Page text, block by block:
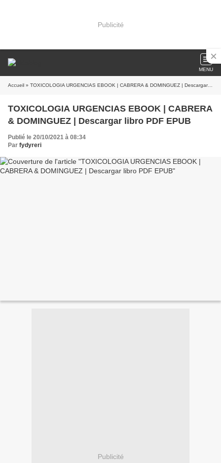
Publicité
MENU
Accueil » TOXICOLOGIA URGENCIAS EBOOK | CABRERA & DOMINGUEZ | Descargar libro PDF EPUB
TOXICOLOGIA URGENCIAS EBOOK | CABRERA
& DOMINGUEZ | Descargar libro PDF EPUB
Publié le 20/10/2021 à 08:34
Par fydyreri
Publicité